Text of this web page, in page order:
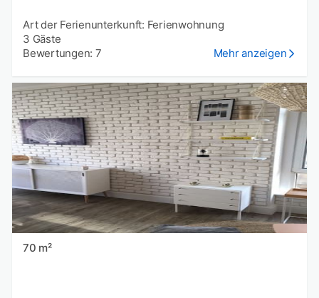
Art der Ferienunterkunft: Ferienwohnung
3 Gäste
Bewertungen: 7
Mehr anzeigen
70 m²